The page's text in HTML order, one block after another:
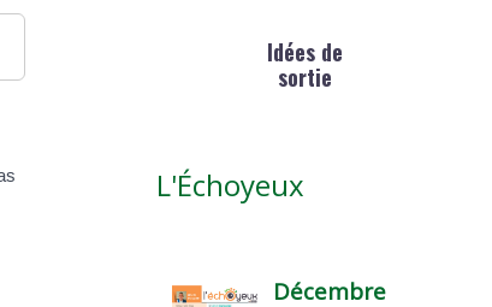
Idées de
sortie
L'Échoyeux
Décembre